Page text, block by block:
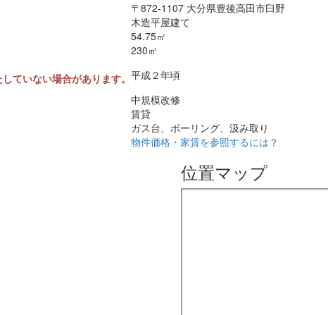
〒872-1107 大分県豊後高田市臼野
木造平屋建て
54.75㎡
230㎡
ていない場合があります。 平成２年頃
中規模改修
賃貸
ガス台、ボーリング、汲み取り
物件価格・家賃を参照するには？
位置マップ